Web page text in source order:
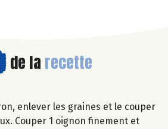
de la recette
enlever les graines et le couper
Couper 1 oignon finement et